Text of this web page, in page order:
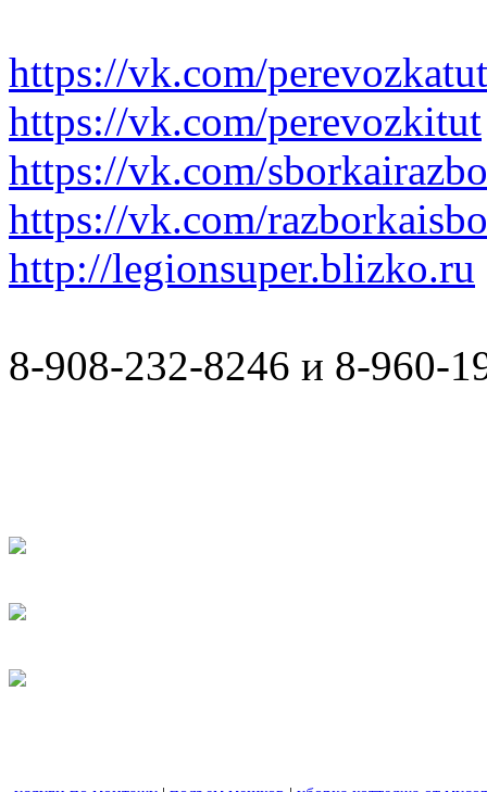
https://vk.com/perevozkatut
https://vk.com/perevozkitut
https://vk.com/
https://vk.com/
http://legionsuper.blizko.ru
8-908-232-8246 и 8-960-